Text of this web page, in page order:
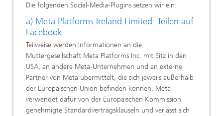
Die folgenden Social-Media-Plugins setzen wir ein:
a) Meta Platforms Ireland Limited: Teilen auf
Facebook
Teilweise werden Informationen an die
Muttergesellschaft Meta Platforms Inc. mit Sitz in den
USA, an andere Meta-Unternehmen und an externe
Partner von Meta übermittelt, die sich jeweils außerhalb
der Europäischen Union befinden können. Meta
verwendet dafür von der Europäischen Kommission
genehmigte Standardvertragsklauseln und verlässt sich